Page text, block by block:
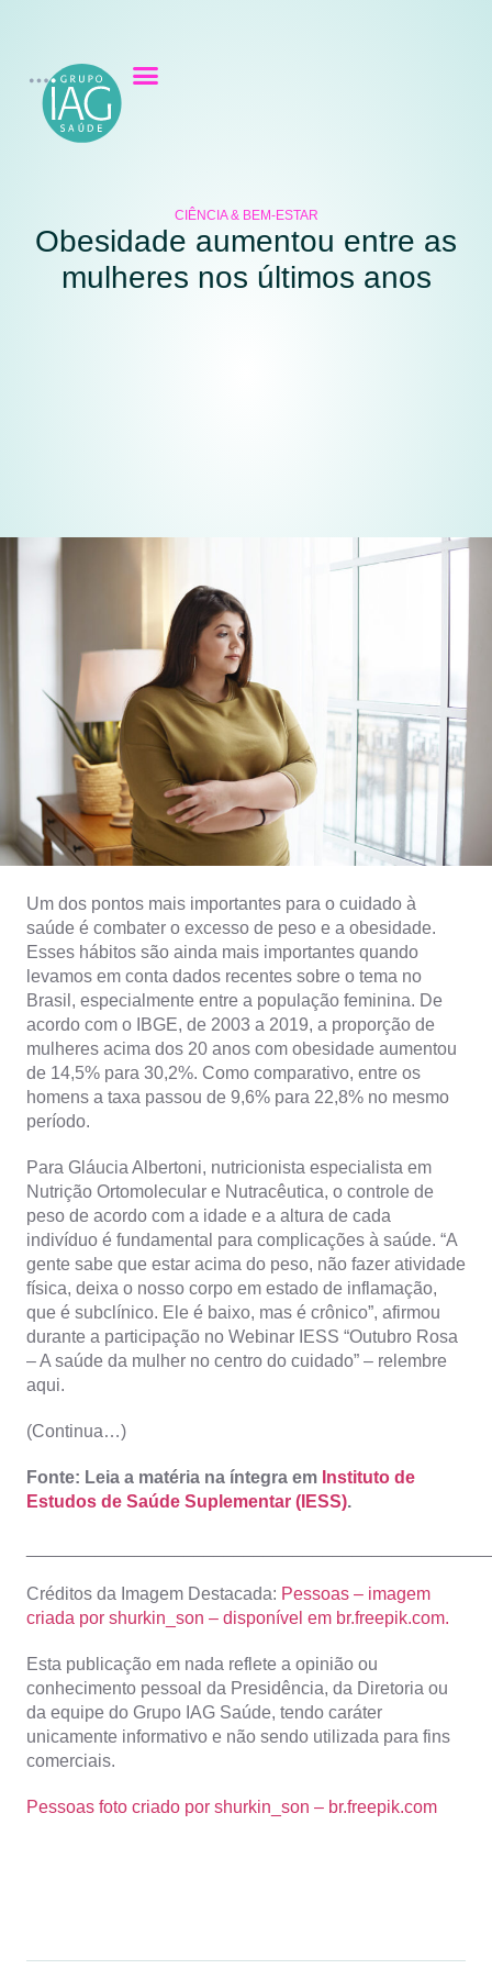
CIÊNCIA & BEM-ESTAR
Obesidade aumentou entre as
mulheres nos últimos anos
Um dos pontos mais importantes para o cuidado à
saúde é combater o excesso de peso e a obesidade.
Esses hábitos são ainda mais importantes quando
levamos em conta dados recentes sobre o tema no
Brasil, especialmente entre a população feminina. De
acordo com o IBGE, de 2003 a 2019, a proporção de
mulheres acima dos 20 anos com obesidade aumentou
de 14,5% para 30,2%. Como comparativo, entre os
homens a taxa passou de 9,6% para 22,8% no mesmo
período.
Para Gláucia Albertoni, nutricionista especialista em
Nutrição Ortomolecular e Nutracêutica, o controle de
peso de acordo com a idade e a altura de cada
indivíduo é fundamental para complicações à saúde. “A
gente sabe que estar acima do peso, não fazer atividade
física, deixa o nosso corpo em estado de inflamação,
que é subclínico. Ele é baixo, mas é crônico”, afirmou
durante a participação no Webinar IESS “Outubro Rosa
– A saúde da mulher no centro do cuidado” – relembre
aqui.
(Continua…)
Fonte: Leia a matéria na íntegra em Instituto de
Estudos de Saúde Suplementar (IESS).
Créditos da Imagem Destacada: Pessoas – imagem
criada por shurkin_son – disponível em br.freepik.com.
Esta publicação em nada reflete a opinião ou
conhecimento pessoal da Presidência, da Diretoria ou
da equipe do Grupo IAG Saúde, tendo caráter
unicamente informativo e não sendo utilizada para fins
comerciais.
Pessoas foto criado por shurkin_son – br.freepik.com